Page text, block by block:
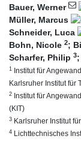
Bauer, Werner
Müller, Marcus
Schneider, Luca
Bohn, Nicole 2;
Scharfer, Philip 3;
1 Institut für
Karlsruher Institut für
2 Institut für
(KIT)
3 Karlsruher Institut
4 Lichttechnisches